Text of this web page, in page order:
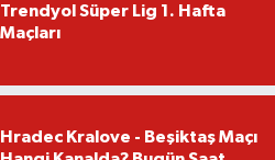
Trendyol Süper Lig 1. Hafta
Maçları
Hradec Kralove - Beşiktaş Maçı